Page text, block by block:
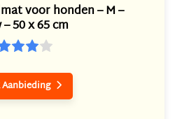
voor honden – M –
50 x 65 cm
